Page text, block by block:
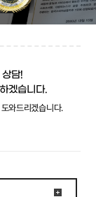
담!
겠습니다.
와드리겠습니다.